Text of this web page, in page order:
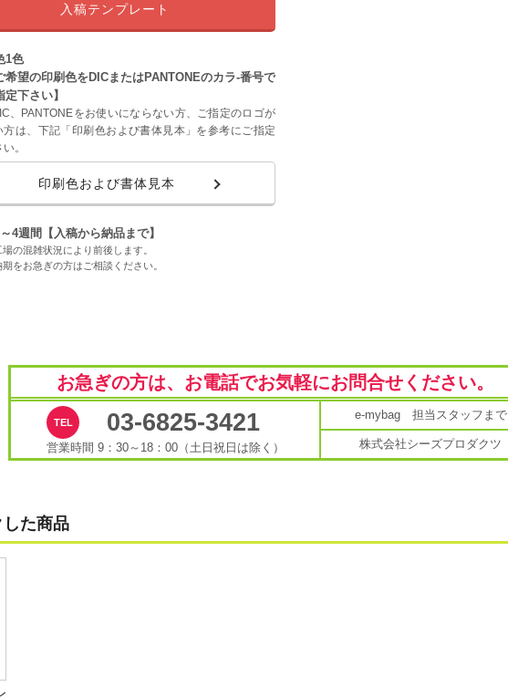
入稿テンプレート
1色
希望の印刷色をDICまたはPANTONEのカラ-番号で
定下さい】
、PANTONEをお使いにならない方、ご指定のロゴが
方は、下記「印刷色および書体見本」を参考にご指定
。
印刷色および書体見本
4週間【入稿から納品まで】
場の混雑状況により前後します。
期をお急ぎの方はご相談ください。
お急ぎの方は、お電話でお気軽にお問合せください。
03-6825-3421
営業時間 9：30～18：00（土日祝日は除く）
e-mybag 担当スタッフまで
株式会社シーズプロダクツ
た商品